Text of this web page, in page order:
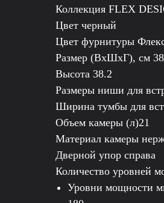
Коллекция FLEX
Цвет черный
Цвет фурнитуры
Размер (ВхШхГ), см
Высота 38.2
Размеры ниши для
Ширина тумбы для
Объем камеры (л)21
Материал камеры
Дверной упор справа
Количество уровней
Уровни мощности